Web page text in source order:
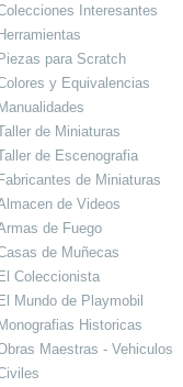
Interesantes
para Scratch
y Equivalencias
de Miniaturas
de Escenografia
de Miniaturas
de Videos
de Fuego
de Muñecas
Coleccionista
Mundo de Playmobil
Historicas
Maestras - Vehiculos